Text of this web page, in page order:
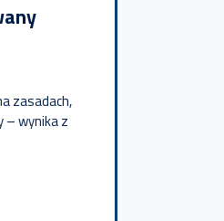
zasadach,
– wynika z